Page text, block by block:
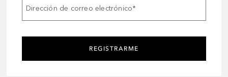
Dirección de correo electrónico*
REGISTRARME